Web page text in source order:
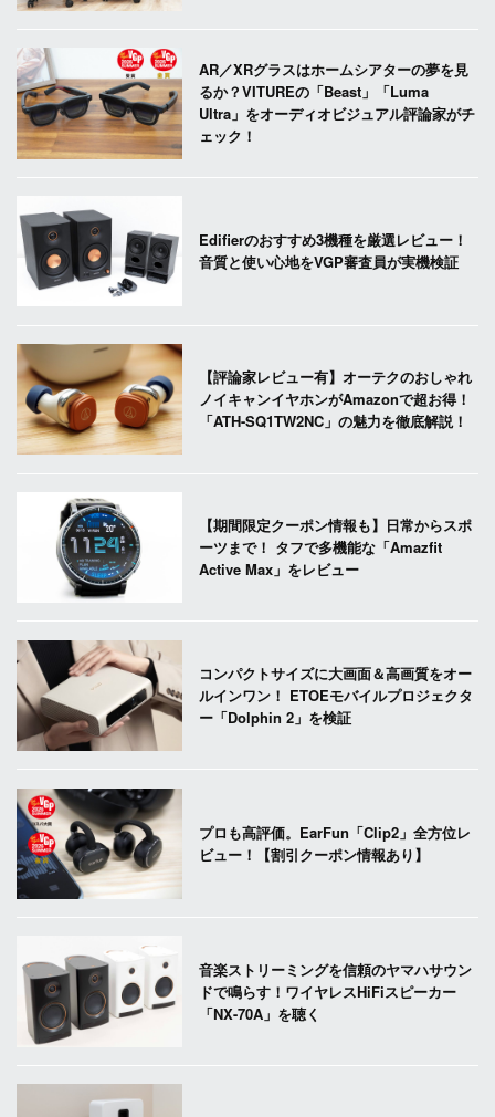
AR／XRグラスはホームシアターの夢を見
るか？VITUREの「Beast」「Luma
Ultra」をオーディオビジュアル評論家がチ
ェック！
Edifierのおすすめ3機種を厳選レビュー！
音質と使い心地をVGP審査員が実機検証
【評論家レビュー有】オーテクのおしゃれ
ノイキャンイヤホンがAmazonで超お得！
「ATH-SQ1TW2NC」の魅力を徹底解説！
【期間限定クーポン情報も】日常からスポ
ーツまで！ タフで多機能な「Amazfit
Active Max」をレビュー
コンパクトサイズに大画面＆高画質をオー
ルインワン！ ETOEモバイルプロジェクタ
ー「Dolphin 2」を検証
プロも高評価。EarFun「Clip2」全方位レ
ビュー！【割引クーポン情報あり】
音楽ストリーミングを信頼のヤマハサウン
ドで鳴らす！ワイヤレスHiFiスピーカー
「NX-70A」を聴く